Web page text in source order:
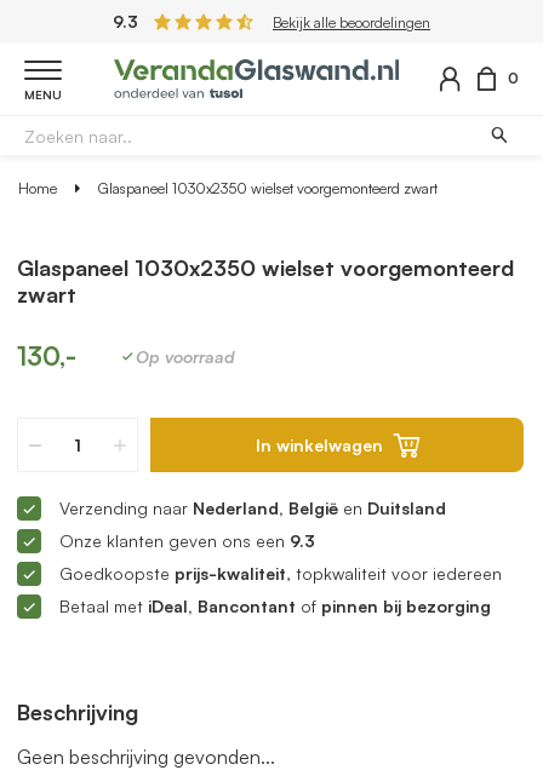
9.3 Bekijk alle beoordelingen
MENU
0
Home Glaspaneel 1030x2350 wielset voorgemonteerd zwart
Beschrijving
Geen beschrijving gevonden...
Glaspaneel 1030x2350 wielset voorgemonteerd
zwart
130,- Op voorraad
In winkelwagen
Verzending naar Nederland, België en Duitsland
Onze klanten geven ons een 9.3
Goedkoopste prijs-kwaliteit, topkwaliteit voor iedereen
Betaal met iDeal, Bancontant of pinnen bij bezorging